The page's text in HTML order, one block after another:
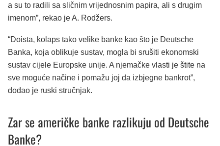
a su to radili sa sličnim vrijednosnim papira, ali s drugim
imenom”, rekao je A. Rodžers.
“Doista, kolaps tako velike banke kao što je Deutsche
Banka, koja oblikuje sustav, mogla bi srušiti ekonomski
sustav cijele Europske unije. A njemačke vlasti je štite na
sve moguće načine i pomažu joj da izbjegne bankrot”,
dodao je ruski stručnjak.
Zar se američke banke razlikuju od Deutsche
Banke?